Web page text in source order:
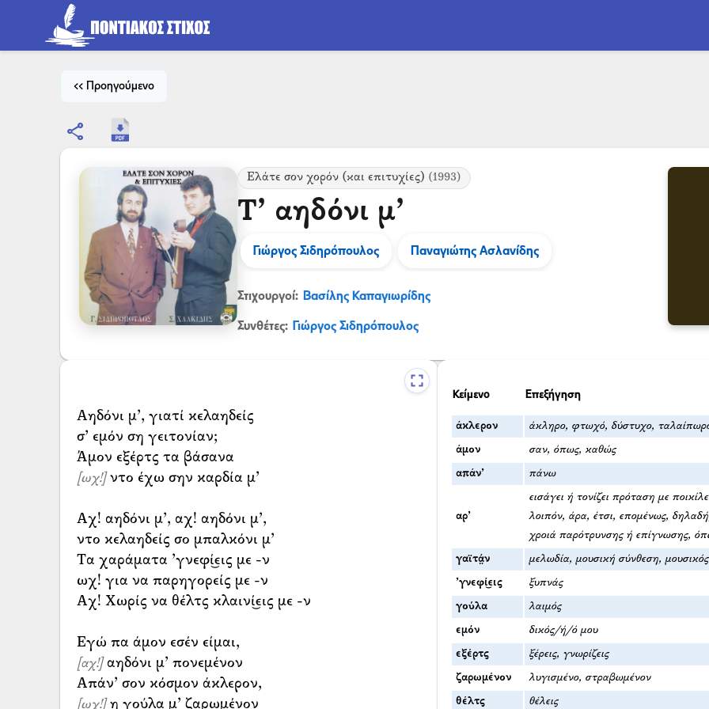
<< Προηγούμενο
share
Ελάτε σον χορόν (και επιτυχίες) (1993)
Τ’ αηδόνι μ’
Γιώργος Σιδηρόπουλος Παναγιώτης Ασλανίδης
Στιχουργοί: Βασίλης Καπαγιωρίδης
Συνθέτες: Γιώργος Σιδηρόπουλος
Αηδόνι μ’, γιατί κελαηδείς
σ’ εμόν ση γειτονίαν;
[ωχ!]ντο έχω σην καρδία μ’
Αχ! αηδόνι μ’, αχ! αηδόνι μ’,
ντο κελαηδείς σο μπαλκόνι μ’
Τα χαράματα ’γνεφί͜εις με -ν
ωχ! για να παρηγορείς με -ν
Αχ! Χωρίς να θέλτς κλαινί͜εις με -ν
[αχ!]αηδόνι μ’ πονεμένον
[ωχ!]η γούλα μ’ ζαρωμένον
Κείμενο Επεξήγηση
άκλερον άκληρο, φτωχό, δύστυχο,
άμον σαν, όπως, καθώς
απάν’ πάνω
αρ’
εισάγει ή τονίζει πρόταση με
λοιπόν, άρα, έτσι, επομένως,
χροιά παρότρυνσης ή επίγνωσης,
γαϊτά̤ν μελωδία, μουσική σύνθεση,
’γνεφί͜εις ξυπνάς
γούλα λαιμός
εμόν δικός/ή/ό μου
εξέρτς ξέρεις, γνωρίζεις
ζαρωμένον λυγισμένο, στραβωμένον
θέλτς θέλεις